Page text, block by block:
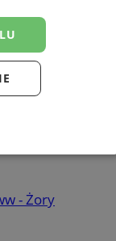
- Żory